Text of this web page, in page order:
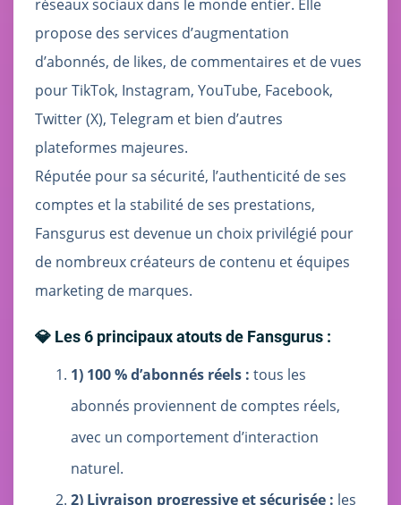
réseaux sociaux dans le monde entier. Elle
propose des services d’augmentation
d’abonnés, de likes, de commentaires et de vues
pour TikTok, Instagram, YouTube, Facebook,
Twitter (X), Telegram et bien d’autres
plateformes majeures.
Réputée pour sa sécurité, l’authenticité de ses
comptes et la stabilité de ses prestations,
Fansgurus est devenue un choix privilégié pour
de nombreux créateurs de contenu et équipes
marketing de marques.
💎 Les 6 principaux atouts de Fansgurus :
1) 100 % d’abonnés réels : tous les
abonnés proviennent de comptes réels,
avec un comportement d’interaction
naturel.
2) Livraison progressive et sécurisée : les